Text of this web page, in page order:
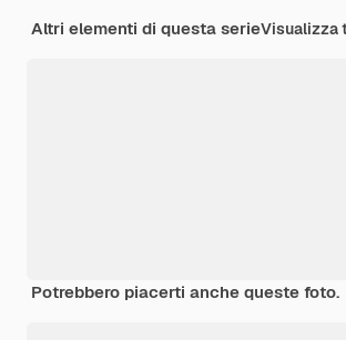
Altri elementi di questa serieVisualizza
Potrebbero piacerti anche queste foto.